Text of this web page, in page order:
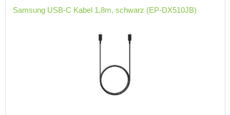
Samsung USB-C Kabel 1,8m, schwarz (EP-DX510JB)